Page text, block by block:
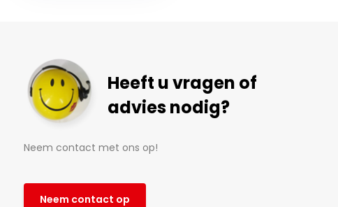
Heeft u vragen of
advies nodig?
Neem contact met ons op!
Neem contact op